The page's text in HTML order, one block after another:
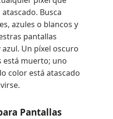
Busca
azules o blancos y
pantallas
Un píxel oscuro
está muerto; uno
color está atascado
Pantallas